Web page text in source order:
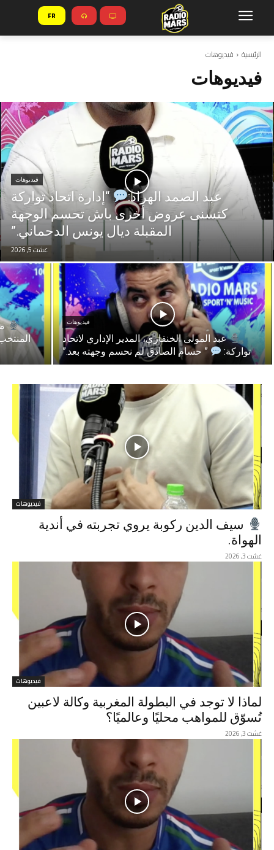
FR
الرئيسية فيديوهات
فيديوهات
فيديوهات
عبد الصمد الهراد:
“إدارة اتحاد تواركة
كتسنى عروض أخرى باش تحسم الوجهة
المقبلة ديال يونس الدحماني.”
غشت 5, 2026
فيديوهات
عبد المولى الخنفاري، المدير الإداري لاتحاد
تواركة:
” حسام الصادق لم نحسم وجهته بعد.”
فيديوهات
سيف الدين ركوبة يروي تجربته في أندية
الهواة.
غشت 3, 2026
فيديوهات
لماذا لا توجد في البطولة المغربية وكالة لاعبين
تُسوّق للمواهب محليًا وعالميًا؟
غشت 3, 2026